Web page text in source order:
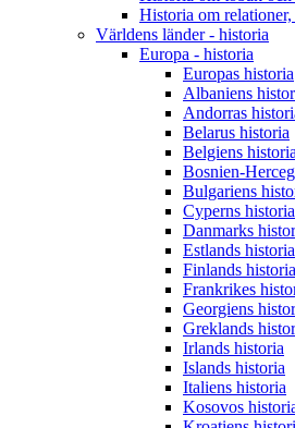
Historia om
Världens länder - historia
Europa - historia
Europas historia
Albaniens
Andorras
Belarus historia
Belgiens historia
Bosnien-
Bulgariens
Cyperns historia
Danmarks
Estlands historia
Finlands historia
Frankrikes
Georgiens
Greklands
Irlands historia
Islands historia
Italiens historia
Kosovos